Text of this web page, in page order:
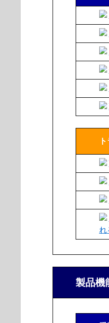
れ
製品機